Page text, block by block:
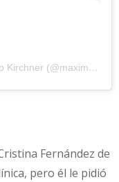
Una publicación compartida por Máximo Kirchner (@maximockirchner)
Fernández de
pero él le pidió